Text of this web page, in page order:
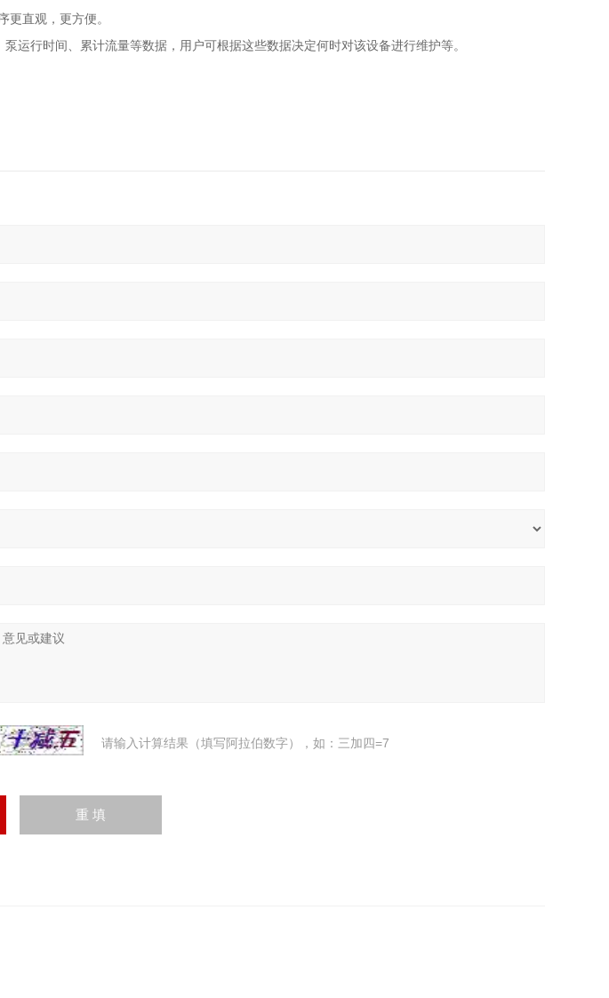
更直观，更方便。
运行时间、累计流量等数据，用户可根据这些数据决定何时对该设备进行维护等。
请输入计算结果（填写阿拉伯数字），如：三加四=7